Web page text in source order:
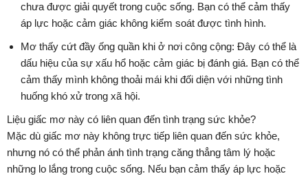
chưa được giải quyết trong cuộc sống. Bạn có thể cảm thấy
áp lực hoặc cảm giác không kiểm soát được tình hình.
Mơ thấy cứt đầy ống quần khi ở nơi công cộng: Đây có thể là
dấu hiệu của sự xấu hổ hoặc cảm giác bị đánh giá. Bạn có thể
cảm thấy mình không thoải mái khi đối diện với những tình
huống khó xử trong xã hội.
Liệu giấc mơ này có liên quan đến tình trạng sức khỏe?
Mặc dù giấc mơ này không trực tiếp liên quan đến sức khỏe,
nhưng nó có thể phản ánh tình trạng căng thẳng tâm lý hoặc
những lo lắng trong cuộc sống. Nếu bạn cảm thấy áp lực hoặc